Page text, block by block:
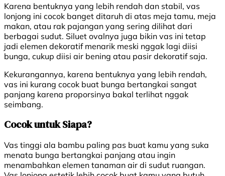
Karena bentuknya yang lebih rendah dan stabil, vas
lonjong ini cocok banget ditaruh di atas meja tamu, meja
makan, atau rak pajangan yang sering dilihat dari
berbagai sudut. Siluet ovalnya juga bikin vas ini tetap
jadi elemen dekoratif menarik meski nggak lagi diisi
bunga, cukup diisi air bening atau pasir dekoratif saja.
Kekurangannya, karena bentuknya yang lebih rendah,
vas ini kurang cocok buat bunga bertangkai sangat
panjang karena proporsinya bakal terlihat nggak
seimbang.
Cocok untuk Siapa?
Vas tinggi ala bambu paling pas buat kamu yang suka
menata bunga bertangkai panjang atau ingin
menambahkan elemen tanaman air di sudut ruangan.